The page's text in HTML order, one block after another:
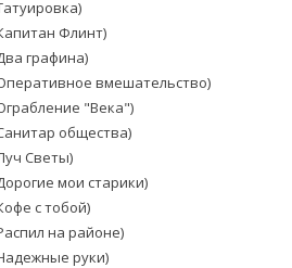
Флинт)
графина)
вмешательство)
"Века")
общества)
Светы)
мои старики)
с тобой)
на районе)
руки)